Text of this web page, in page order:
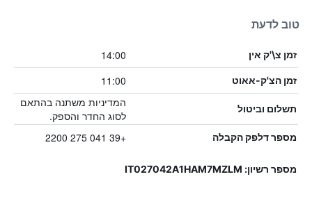
טוב לדעת
זמן צ\'ק אין 14:00
זמן הצ'ק-אאוט 11:00
תשלום וביטול
המדיניות משתנה בהתאם
לסוג החדר והספק.
מספר דלפק הקבלה +39 041 275 2200
מספר רשיון: IT027042A1HAM7MZLM